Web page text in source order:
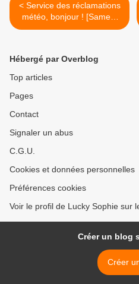
< Service des réclamations
météo, bonjour ! [Samedi
Mode]
Hébergé par Overblog
Top articles
Pages
Contact
Signaler un abus
C.G.U.
Cookies et données personnelles
Préférences cookies
Voir le profil de Lucky Sophie sur
Créer un blog
Créer